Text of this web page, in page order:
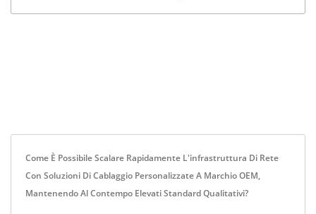
Come È Possibile Scalare Rapidamente L'infrastruttura Di Rete
Con Soluzioni Di Cablaggio Personalizzate A Marchio OEM,
Mantenendo Al Contempo Elevati Standard Qualitativi?